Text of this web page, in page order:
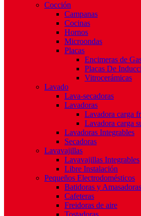
Cocción
Campanas
Cocinas
Hornos
Microondas
Placas
Encimeras de
Placas De
Vitrocerámicas
Lavado
Lava-secadoras
Lavadoras
Lavadora carga
Lavadora carga
Lavadoras Integrables
Secadoras
Lavavajillas
Lavavajillas Integrables
Libre Instalación
Pequeños Electrodomésticos
Batidoras y Amasadoras
Cafeteras
Freidoras de aire
Tostadoras